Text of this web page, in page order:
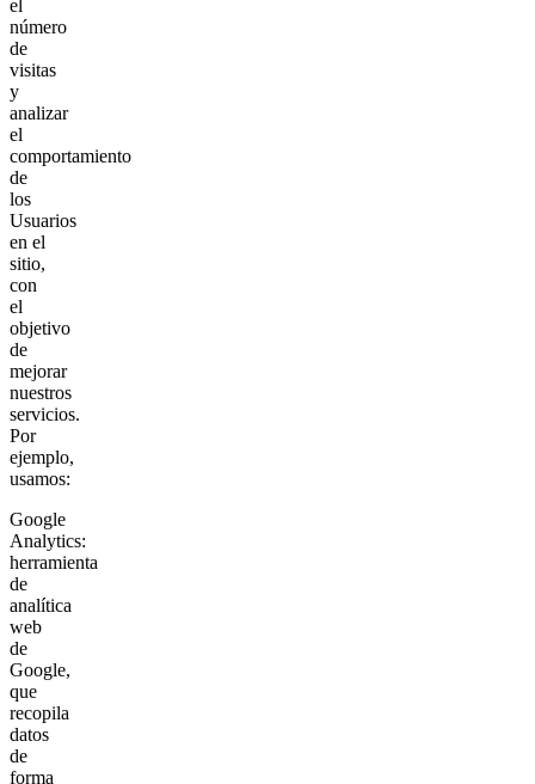
el
número
de
visitas
y
analizar
el
comportamiento
de
los
Usuarios
en el
sitio,
con
el
objetivo
de
mejorar
nuestros
servicios.
Por
ejemplo,
usamos:
Google
Analytics:
herramienta
de
analítica
web
de
Google,
que
recopila
datos
de
forma